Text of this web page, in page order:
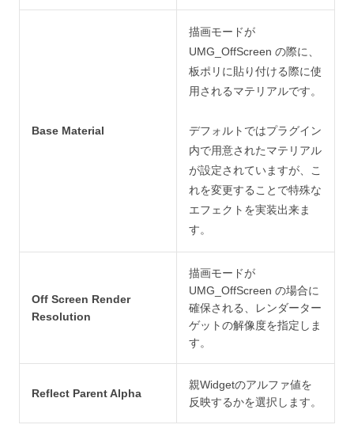
Base Material
描画モードが
UMG_OffScreen の際に、
板ポリに貼り付ける際に使
用されるマテリアルです。
デフォルトではプラグイン
内で用意されたマテリアル
が設定されていますが、こ
れを変更することで特殊な
エフェクトを実装出来ま
す。
Off Screen Render
Resolution
描画モードが
UMG_OffScreen の場合に
確保される、レンダーター
ゲットの解像度を指定しま
す。
Reflect Parent Alpha
親Widgetのアルファ値を
反映するかを選択します。